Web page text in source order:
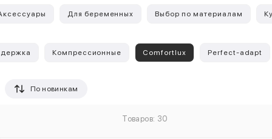
Для беременных Выбор по материалам
Компрессионные Comfortlux Perfect-adapt
По новинкам
Товаров: 30